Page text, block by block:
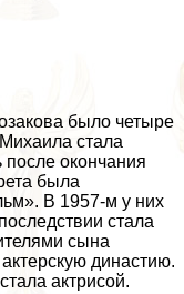
было четыре
стала
окончания
была
В 1957-м у них
стала
сына
династию.
актрисой.